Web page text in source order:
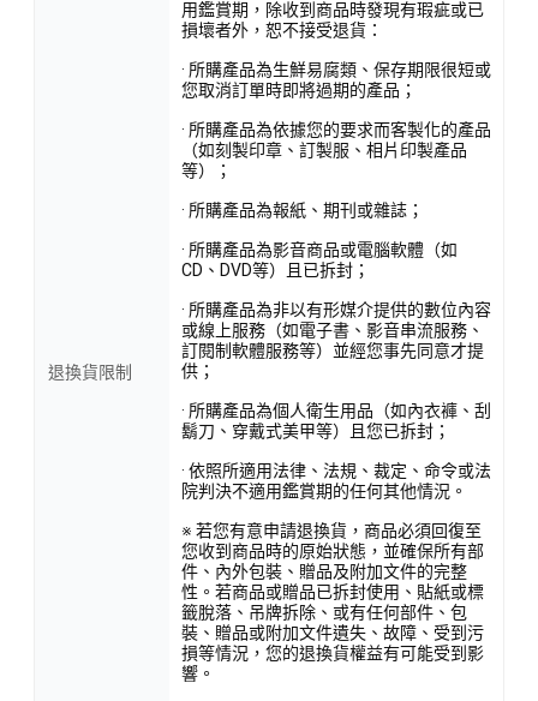
退換貨限制
用鑑賞期，除收到商品時發現有瑕疵或已
損壞者外，恕不接受退貨：
· 所購產品為生鮮易腐類、保存期限很短或
您取消訂單時即將過期的產品；
· 所購產品為依據您的要求而客製化的產品
（如刻製印章、訂製服、相片印製產品
等）；
· 所購產品為報紙、期刊或雜誌；
· 所購產品為影音商品或電腦軟體（如
CD、DVD等）且已拆封；
· 所購產品為非以有形媒介提供的數位內容
或線上服務（如電子書、影音串流服務、
訂閱制軟體服務等）並經您事先同意才提
供；
· 所購產品為個人衛生用品（如內衣褲、刮
鬍刀、穿戴式美甲等）且您已拆封；
· 依照所適用法律、法規、裁定、命令或法
院判決不適用鑑賞期的任何其他情況。
※ 若您有意申請退換貨，商品必須回復至
您收到商品時的原始狀態，並確保所有部
件、內外包裝、贈品及附加文件的完整
性。若商品或贈品已拆封使用、貼紙或標
籤脫落、吊牌拆除、或有任何部件、包
裝、贈品或附加文件遺失、故障、受到污
損等情況，您的退換貨權益有可能受到影
響。